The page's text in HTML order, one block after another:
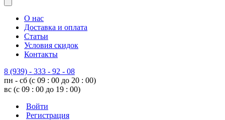
О нас
Доставка и оплата
Статьи
Условия скидок
Контакты
8 (939) - 333 - 92 - 08
пн - сб (с 09 : 00 до 20 : 00)
вс (с 09 : 00 до 19 : 00)
Войти
Регистрация